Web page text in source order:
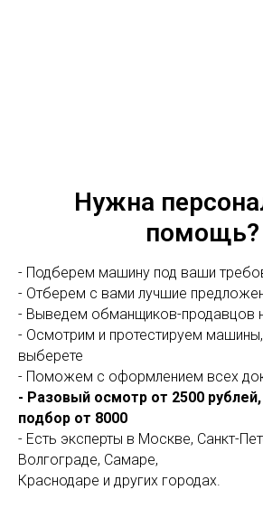
Нужна
помощь?
- Подберем машину под ваши
- Отберем с вами лучшие
- Выведем обманщиков-продавцов
- Осмотрим и протестируем
выберете
- Поможем с оформлением всех
- Разовый осмотр от 2500
подбор от 8000
- Есть эксперты в Москве, Санкт-
Волгограде, Самаре,
Краснодаре и других городах.